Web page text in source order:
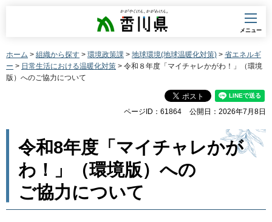
香川県
メニュー
ホーム > 組織から探す > 環境政策課 > 地球環境(地球温暖化対策) > 省エネルギ
ー > 日常生活における温暖化対策 > 令和８年度「マイチャレかがわ！」（環境
版）へのご協力について
ページID：61864 公開日：2026年7月8日
令和8年度「マイチャレかが
わ！」（環境版）への
ご協力について